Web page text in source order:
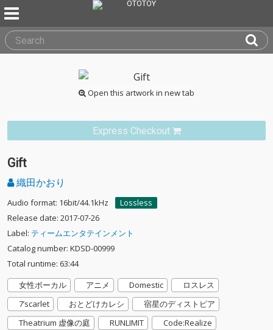
Open this artwork in new tab
Express Checkout
Gift
織田かおり
Audio format: 16bit/44.1kHz
Lossless
Release date: 2017-07-26
Label: ティームエンタテインメント
Catalog number: KDSD-00999
Total runtime: 63:44
女性ボーカル
アニメ Domestic
ロスレス
7’scarlet
おとどけカレシ
宿星のディストピア
Theatrium 虚像の庭
RUNLIMIT
Code:Realize